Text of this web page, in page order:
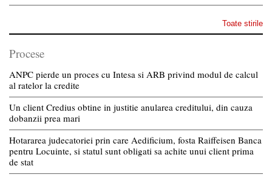
Toate stirile
Procese
ANPC pierde un proces cu Intesa si ARB privind modul de calcul
al ratelor la credite
Un client Credius obtine in justitie anularea creditului, din cauza
dobanzii prea mari
Hotararea judecatoriei prin care Aedificium, fosta Raiffeisen Banca
pentru Locuinte, si statul sunt obligati sa achite unui client prima
de stat